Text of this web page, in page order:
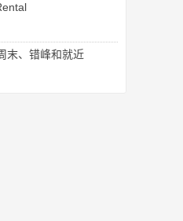
末、错峰和就近